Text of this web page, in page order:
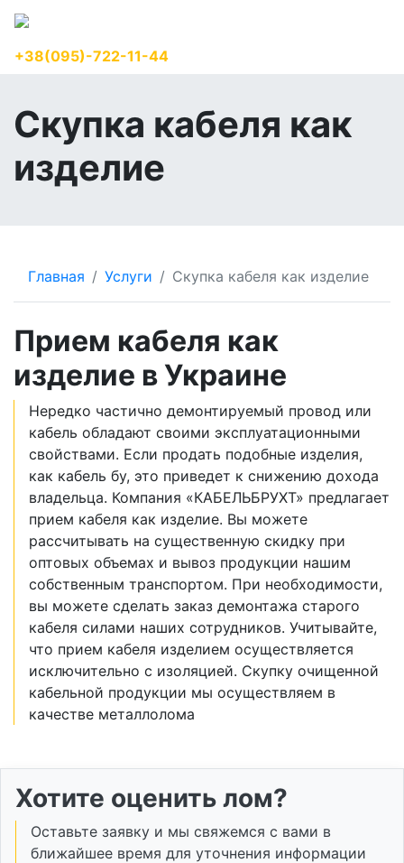
+38(095)-722-11-44
Скупка кабеля как
изделие
Главная Услуги Скупка кабеля как изделие
Прием кабеля как
изделие в Украине
Нередко частично демонтируемый провод или
кабель обладают своими эксплуатационными
свойствами. Если продать подобные изделия,
как кабель бу, это приведет к снижению дохода
владельца. Компания «КАБЕЛЬБРУХТ» предлагает
прием кабеля как изделие. Вы можете
рассчитывать на существенную скидку при
оптовых объемах и вывоз продукции нашим
собственным транспортом. При необходимости,
вы можете сделать заказ демонтажа старого
кабеля силами наших сотрудников. Учитывайте,
что прием кабеля изделием осуществляется
исключительно с изоляцией. Скупку очищенной
кабельной продукции мы осуществляем в
качестве металлолома
Хотите оценить лом?
Оставьте заявку и мы свяжемся с вами в
ближайшее время для уточнения информации